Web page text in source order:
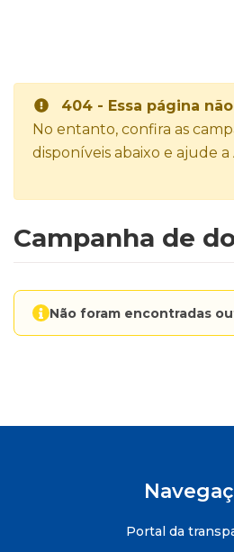
404 - Essa página
No entanto, confira as
disponíveis abaixo e ajude a
Campanha de
Não foram encontradas
Portal da